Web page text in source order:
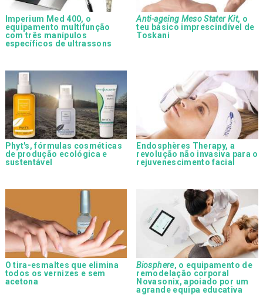
Imperium Med 400, o
equipamento multifunção
com três manípulos
específicos de ultrassons
Anti-ageing Meso Stater Kit, o
teu básico imprescindível de
Toskani
Phyt's, fórmulas cosméticas
de produção ecológica e
sustentável
Endosphères Therapy, a
revolução não invasiva para o
rejuvenescimento facial
O tira-esmaltes que elimina
todos os vernizes e sem
acetona
Biosphere, o equipamento de
remodelação corporal
Novasonix, apoiado por um
agrande equipa educativa